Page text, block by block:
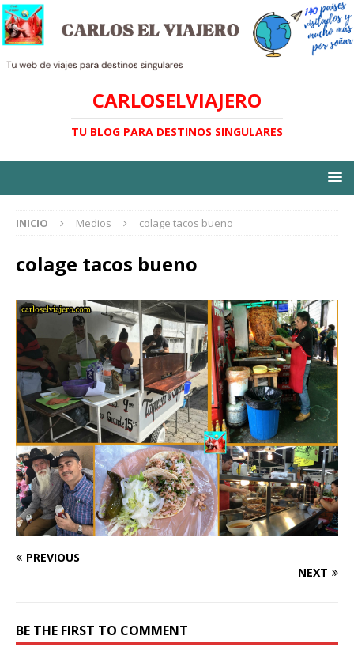
CARLOSELVIAJERO
TU BLOG PARA DESTINOS SINGULARES
INICIO Medios colage tacos bueno
colage tacos bueno
PREVIOUS
NEXT
BE THE FIRST TO COMMENT